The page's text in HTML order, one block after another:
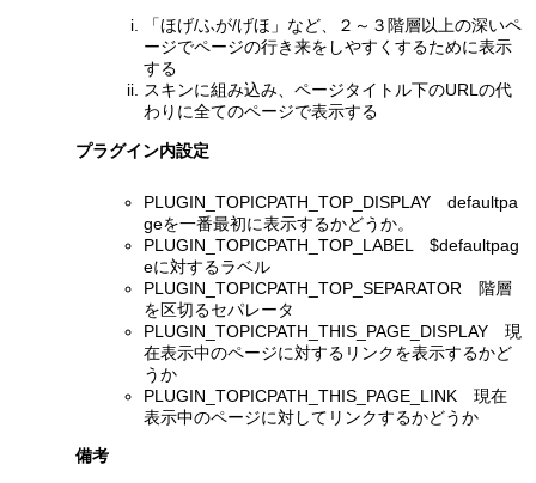
「ほげ/ふが/げほ」など、２～３階層以上の深いペ
ージでページの行き来をしやすくするために表示
する
スキンに組み込み、ページタイトル下のURLの代
わりに全てのページで表示する
プラグイン内設定
PLUGIN_TOPICPATH_TOP_DISPLAY defaultpa
geを一番最初に表示するかどうか。
PLUGIN_TOPICPATH_TOP_LABEL $defaultpag
eに対するラベル
PLUGIN_TOPICPATH_TOP_SEPARATOR 階層
を区切るセパレータ
PLUGIN_TOPICPATH_THIS_PAGE_DISPLAY 現
在表示中のページに対するリンクを表示するかど
うか
PLUGIN_TOPICPATH_THIS_PAGE_LINK 現在
表示中のページに対してリンクするかどうか
備考